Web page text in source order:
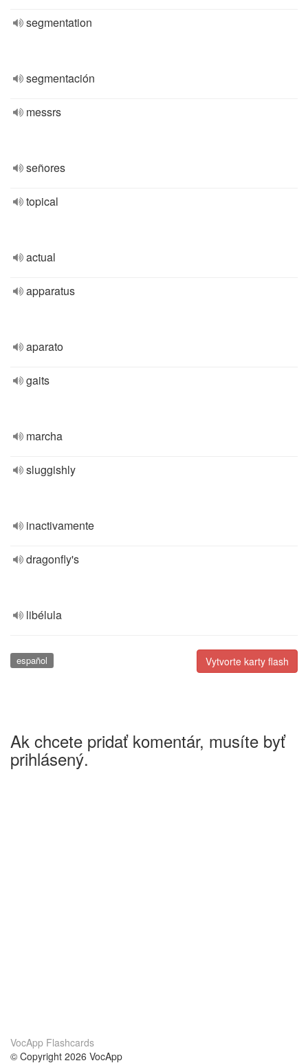
segmentation
segmentación
messrs
señores
topical
actual
apparatus
aparato
gaits
marcha
sluggishly
inactivamente
dragonfly's
libélula
Vytvorte karty flash
español
Ak chcete pridať komentár, musíte byť
prihlásený.
VocApp Flashcards
© Copyright 2026 VocApp